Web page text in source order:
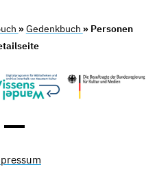
»Gedenkbuch » Personen